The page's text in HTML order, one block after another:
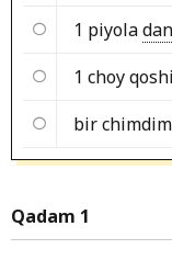
1 piyola
1 choy
bir chimdim
Qadam 1